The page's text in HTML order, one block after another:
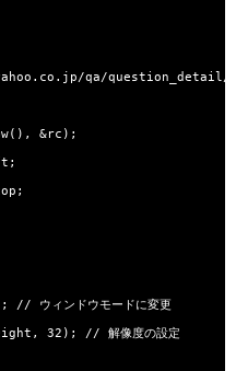
qa/question_detail/
&rc);
// ウィンドウモードに変更
32); // 解像度の設定